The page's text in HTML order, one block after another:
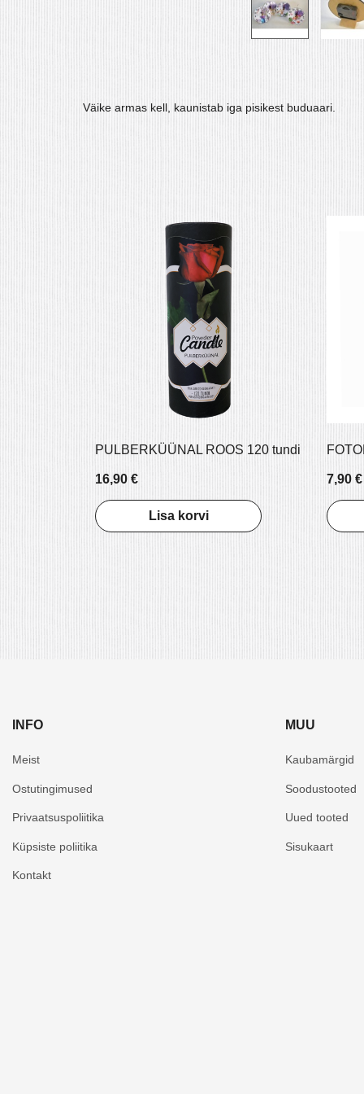
Väike armas kell, kaunistab iga pisikest buduaari.
PULBERKÜÜNAL ROOS 120 tundi
16,90 €
Lisa korvi
7,90 €
INFO
Meist
Ostutingimused
Privaatsuspoliitika
Küpsiste poliitika
Kontakt
MUU
Kaubamärgid
Soodustooted
Uued tooted
Sisukaart